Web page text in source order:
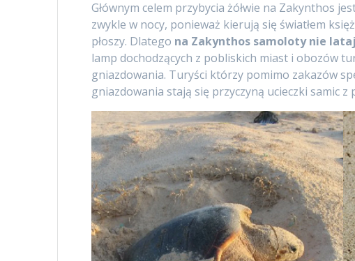
Głównym celem przybycia żółwie na Zakynthos
zwykle w nocy, ponieważ kierują się światłem
płoszy. Dlatego na Zakynthos samoloty nie
lamp dochodzących z pobliskich miast i obozów
gniazdowania. Turyści którzy pomimo zakazów
gniazdowania stają się przyczyną ucieczki samic